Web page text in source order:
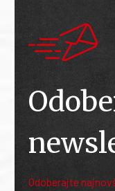
Odoberajte